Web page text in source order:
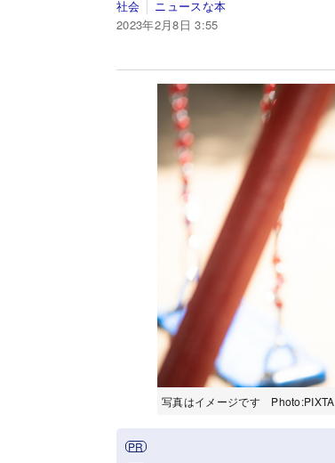
社会
ニュースな本
2023年2月8日 3:55
写真はイメージです Photo:PIXTA